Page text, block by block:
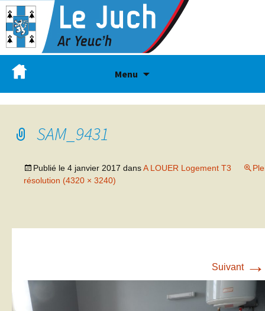
Menu
SAM_9431
Publié le 4 janvier 2017 dansA LOUER Logement T3
résolution (4320 × 3240)
Suivant →